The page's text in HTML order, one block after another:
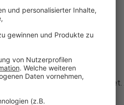
zunächst die Kö-Ost